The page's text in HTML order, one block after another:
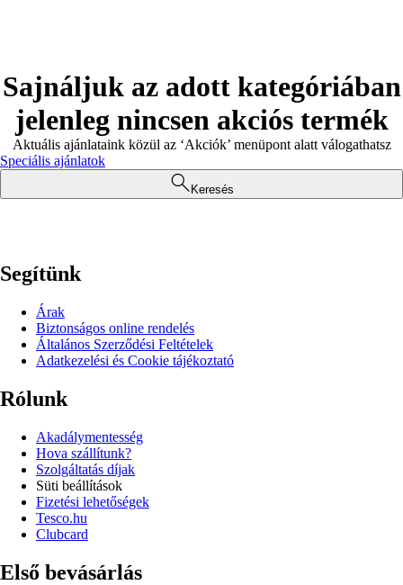
Sajnáljuk az adott kategóriában
jelenleg nincsen akciós termék
Aktuális ajánlataink közül az ‘Akciók’ menüpont alatt válogathatsz
Speciális ajánlatok
Keresés
Segítünk
Árak
Biztonságos online rendelés
Általános Szerződési Feltételek
Adatkezelési és Cookie tájékoztató
Rólunk
Akadálymentesség
Hova szállítunk?
Szolgáltatás díjak
Süti beállítások
Fizetési lehetőségek
Tesco.hu
Clubcard
Első bevásárlás